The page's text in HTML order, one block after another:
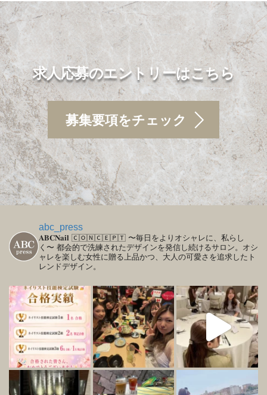
求人応募のエントリーはこちら
募集要項をチェック
abc_press
𝐀𝐁𝐂𝐍𝐚𝐢𝐥 🄲🄾🄽🄲🄴🄿🅃 〜毎日をよりオシャレに、私らし
く〜 都会的で洗練されたデザインを発信し続けるサロン。オシ
ャレを楽しむ女性に贈る上品かつ、大人の可愛さを追求したト
レンドデザイン。